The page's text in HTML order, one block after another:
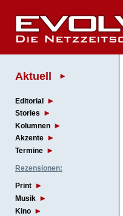
Aktuell
Editorial
Stories
Kolumnen
Akzente
Termine
Rezensionen:
Print
Musik
Kino